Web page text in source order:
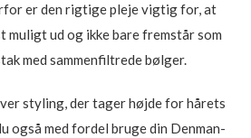
er den rigtige pleje vigtig for, at
muligt ud og ikke bare fremstår som
med sammenfiltrede bølger.
styling, der tager højde for hårets
også med fordel bruge din Denman-